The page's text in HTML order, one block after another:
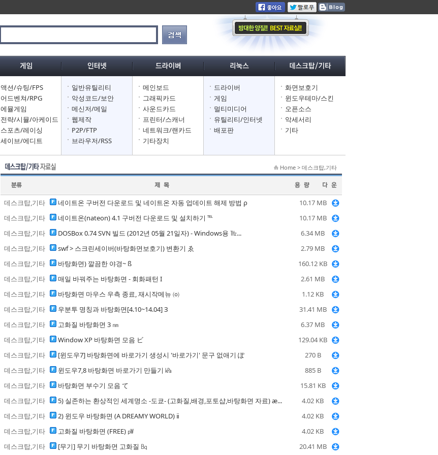
액션/슈팅/FPS
어드벤쳐/RPG
에뮬게임
전략/시뮬/아케이드
스포츠/레이싱
세이브/에디트
일반유틸리티
악성코드/보안
메신저/메일
웹제작
P2P/FTP
브라우저/RSS
메인보드
그래픽카드
사운드카드
프린터/스캐너
네트워크/랜카드
기타장치
드라이버
게임
멀티미디어
유틸리티/인터넷
배포판
화면보호기
윈도우테마/스킨
오픈소스
악세서리
기타
Home > 데스크탑,기타
데스크탑,기타 네이트온 구버전 다운로드 및 네이트온 자동 업데이트 해제 방법 ρ
10.17 MB
데스크탑,기타
네이트온(nateon) 4.1 구버전 다운로드 및 설치하기 ℡
10.17 MB
데스크탑,기타
DOSBox 0.74 SVN 빌드 (2012년 05월 21일자) - Windows용 ㎔...
6.34 MB
데스크탑,기타
swf > 스크린세이버(바탕화면보호기) 변환기 ゑ
2.79 MB
데스크탑,기타
바탕화면) 깔끔한 야경~ ß
160.12 KB
데스크탑,기타
매일 바꿔주는 바탕화면 - 회화패턴 Ι
2.61 MB
데스크탑,기타
바탕화면 마우스 우측 종료, 재시작메뉴 ㈇
1.12 KB
데스크탑,기타
우분투 명칭과 바탕화면[4.10~14.04] З
31.41 MB
데스크탑,기타
고화질 바탕화면 3 ㎚
6.37 MB
데스크탑,기타
Window XP 바탕화면 모음 ビ
129.04 KB
데스크탑,기타
[윈도우7] 바탕화면에 바로가기 생성시 '바로가기' 문구 없애기 ぽ
270 B
데스크탑,기타
윈도우7,8 바탕화면 바로가기 만들기 ㎪
885 B
데스크탑,기타
바탕화면 부수기 모음 て
15.81 KB
데스크탑,기타
5) 실존하는 환상적인 세계명소 -도쿄- (고화질,배경,포토샵,바탕화면 자료) æ...
4.02 KB
데스크탑,기타
2) 윈도우 바탕화면 (A DREAMY WORLD) ⅱ
4.02 KB
데스크탑,기타
고화질 바탕화면 (FREE) ㎺
4.02 KB
데스크탑,기타
[무기] 무기 바탕화면 고화질 ㏃ 20.41 MB